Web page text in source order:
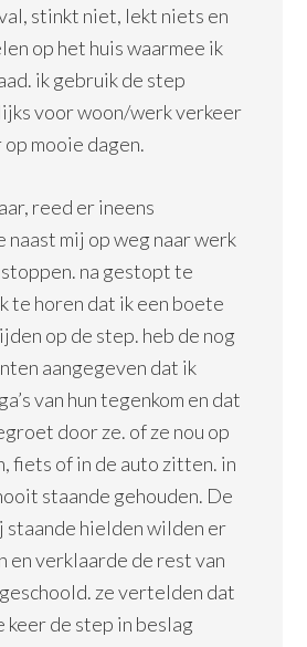
stinkt niet, lekt niets en
op het huis waarmee ik
ik gebruik de step
voor woon/werk verkeer
mooie dagen.
reed er ineens
mij op weg naar werk
na gestopt te
te horen dat ik een boete
op de step. heb de nog
aangegeven dat ik
van hun tegenkom en dat
door ze. of ze nou op
fiets of in de auto zitten. in
staande gehouden. De
staande hielden wilden er
en verklaarde de rest van
ze vertelden dat
keer de step in beslag